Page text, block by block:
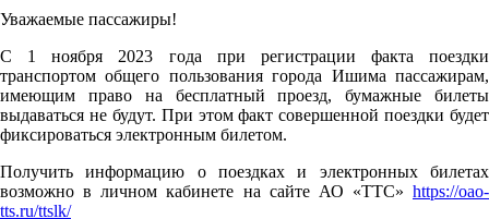
Уважаемые пассажиры!
С 1 ноября 2023 года при регистрации факта поездки
транспортом общего пользования города Ишима пассажирам,
имеющим право на бесплатный проезд, бумажные билеты
выдаваться не будут. При этом факт совершенной поездки будет
фиксироваться электронным билетом.
Получить информацию о поездках и электронных билетах
возможно в личном кабинете на сайте АО «ТТС» https://oao-
tts.ru/ttslk/